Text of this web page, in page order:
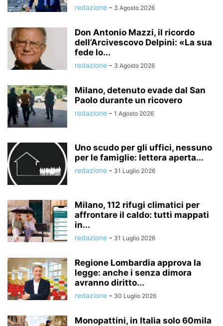
redazione - 3 Agosto 2026
Don Antonio Mazzi, il ricordo
dell’Arcivescovo Delpini: «La sua
fede lo...
redazione - 3 Agosto 2026
Milano, detenuto evade dal San
Paolo durante un ricovero
redazione - 1 Agosto 2026
Uno scudo per gli uffici, nessuno
per le famiglie: lettera aperta...
redazione - 31 Luglio 2026
Milano, 112 rifugi climatici per
affrontare il caldo: tutti mappati
in...
redazione - 31 Luglio 2026
Regione Lombardia approva la
legge: anche i senza dimora
avranno diritto...
redazione - 30 Luglio 2026
Monopattini, in Italia solo 60mila